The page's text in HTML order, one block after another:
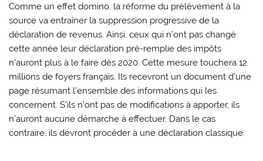
Comme un effet domino, la réforme du prélèvement à la
source va entraîner la suppression progressive de la
déclaration de revenus. Ainsi, ceux qui n’ont pas changé
cette année leur déclaration pré-remplie des impôts
n’auront plus à le faire dès 2020. Cette mesure touchera 12
millions de foyers français. Ils recevront un document d’une
page résumant l’ensemble des informations qui les
concernent. S’ils n’ont pas de modifications à apporter, ils
n’auront aucune démarche à effectuer. Dans le cas
contraire, ils devront procéder à une déclaration classique.